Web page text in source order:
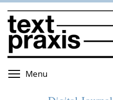
Skip
to
main
content
Menu